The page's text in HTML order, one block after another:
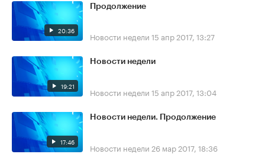
20:36
Продолжение
Новости недели 15 апр 2017, 13:27
19:21
Новости недели
Новости недели 15 апр 2017, 13:04
17:46
Новости недели. Продолжение
Новости недели 26 мар 2017, 18:36